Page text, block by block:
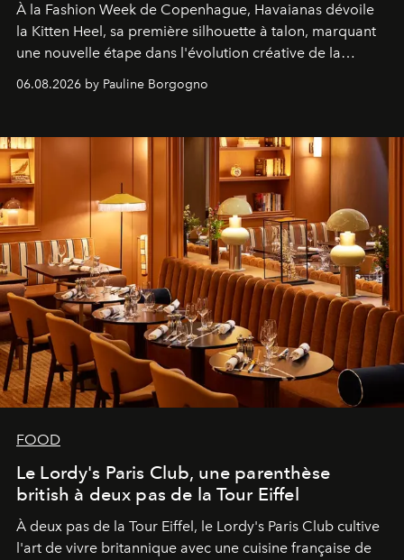
À la Fashion Week de Copenhague, Havaianas dévoile
la Kitten Heel, sa première silhouette à talon, marquant
une nouvelle étape dans l'évolution créative de la
06.08.2026 by Pauline Borgogno
FOOD
Le Lordy's Paris Club, une parenthèse
british à deux pas de la Tour Eiffel
À deux pas de la Tour Eiffel, le Lordy's Paris Club cultive
l'art de vivre britannique avec une cuisine française de